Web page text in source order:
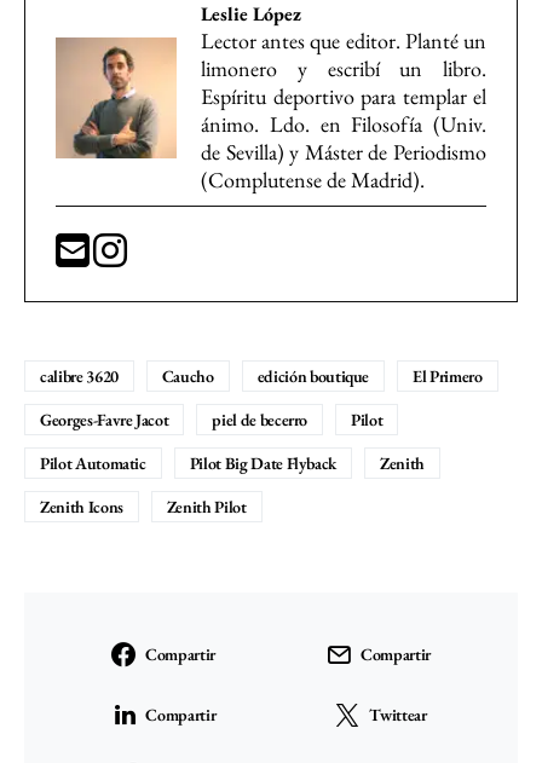
Leslie López
Lector antes que editor. Planté un
limonero y escribí un libro.
Espíritu deportivo para templar el
ánimo. Ldo. en Filosofía (Univ.
de Sevilla) y Máster de Periodismo
(Complutense de Madrid).
calibre 3620 Caucho edición boutique
El Primero
Georges-Favre Jacot
piel de becerro
Pilot
Pilot Automatic
Pilot Big Date Flyback
Zenith
Zenith Icons
Zenith Pilot
Compartir Compartir
Compartir Twittear